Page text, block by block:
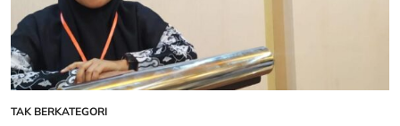
Malam
POSTED
TAK BERKATEGORI